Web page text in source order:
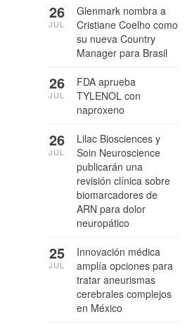
Glenmark nombra a
Cristiane Coelho como
su nueva Country
Manager para Brasil
26
JUL
FDA aprueba
TYLENOL con
naproxeno
26
JUL
Lilac Biosciences y
Soin Neuroscience
publicarán una
revisión clínica sobre
biomarcadores de
ARN para dolor
neuropático
26
JUL
Innovación médica
amplía opciones para
tratar aneurismas
cerebrales complejos
en México
25
JUL